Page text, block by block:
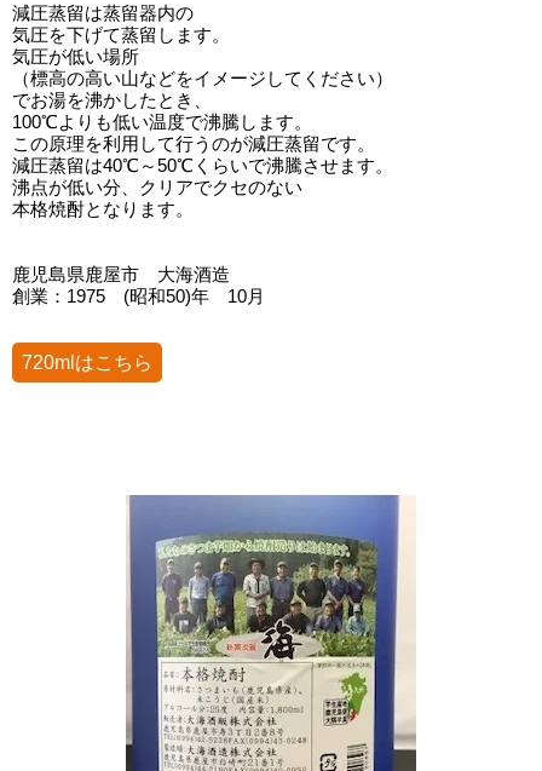
減圧蒸留は蒸留器内の
気圧を下げて蒸留します。
気圧が低い場所
（標高の高い山などをイメージしてください）
でお湯を沸かしたとき、
100℃よりも低い温度で沸騰します。
この原理を利用して行うのが減圧蒸留です。
減圧蒸留は40℃～50℃くらいで沸騰させます。
沸点が低い分、クリアでクセのない
本格焼酎となります。
鹿児島県鹿屋市 大海酒造
創業：1975 (昭和50)年 10月
720mlはこちら